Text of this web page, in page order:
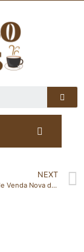
NEXT
Luiza Fiorese: de Venda Nova do Imigrante para a glória na Paralimpíada de Tóquio